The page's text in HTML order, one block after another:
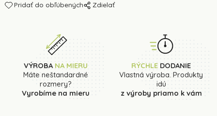
Pridať do obľúbených Zdielať
VÝROBANA MIERU
Máte neštandardné
rozmery?
Vyrobíme na mieru
RÝCHLE DODANIE
Vlastná výroba. Produkty
idú
z výroby priamo k vám